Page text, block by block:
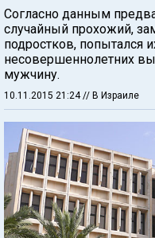
Согласно данным
случайный прохожий,
подростков, попытался
несовершеннолетних
мужчину.
10.11.2015 21:24// В Израиле